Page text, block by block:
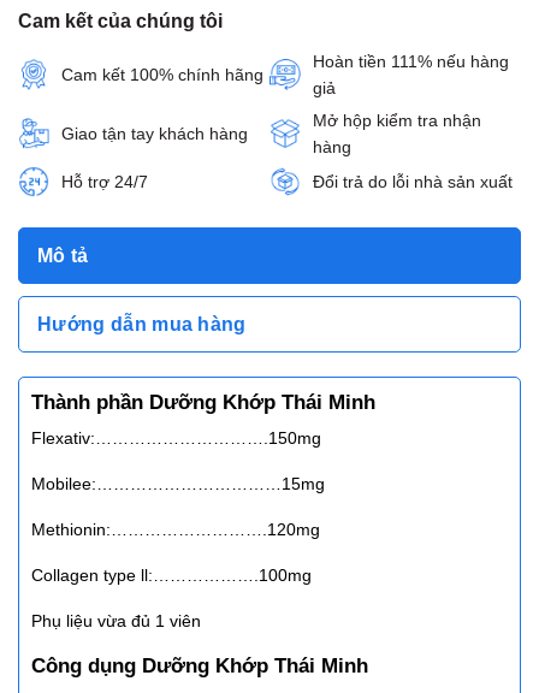
Cam kết của chúng tôi
Cam kết 100% chính hãng
Hoàn tiền 111% nếu hàng
giả
Giao tận tay khách hàng
Mở hộp kiểm tra nhận
hàng
Hỗ trợ 24/7
Đổi trả do lỗi nhà sản xuất
Mô tả
Hướng dẫn mua hàng
Thành phần Dưỡng Khớp Thái Minh
Flexativ:………………………….150mg
Mobilee:……………………………15mg
Methionin:……………………….120mg
Collagen type ll:……………….100mg
Phụ liệu vừa đủ 1 viên
Công dụng Dưỡng Khớp Thái Minh